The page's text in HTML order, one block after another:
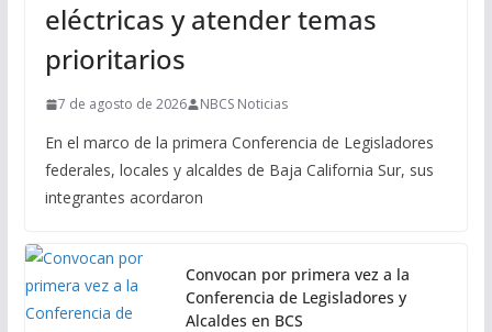
eléctricas y atender temas
prioritarios
7 de agosto de 2026 NBCS Noticias
En el marco de la primera Conferencia de Legisladores
federales, locales y alcaldes de Baja California Sur, sus
integrantes acordaron
Convocan por primera vez a la
Conferencia de Legisladores y
Alcaldes en BCS